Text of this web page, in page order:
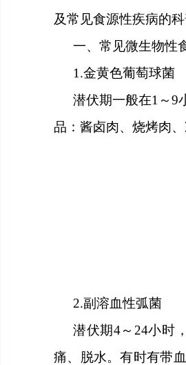
及常见食源性疾病的科
一、常见微生物性
1.金黄色葡萄球菌
潜伏期一般在1～9
品：酱卤肉、烧烤肉
2.副溶血性弧菌
潜伏期4～24小时
痛、 脱水。有时有带